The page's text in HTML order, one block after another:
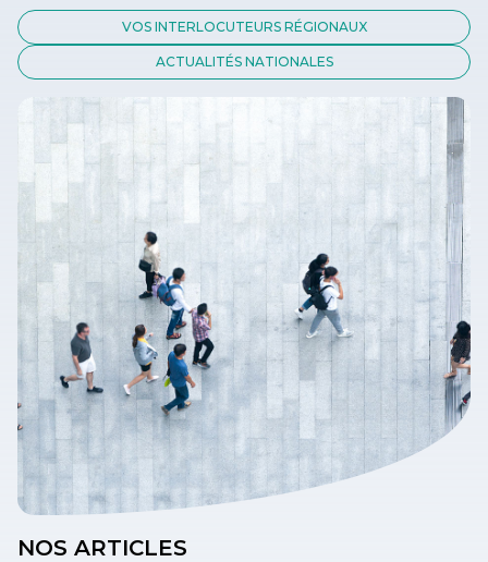
VOS INTERLOCUTEURS RÉGIONAUX
ACTUALITÉS NATIONALES
NOS ARTICLES